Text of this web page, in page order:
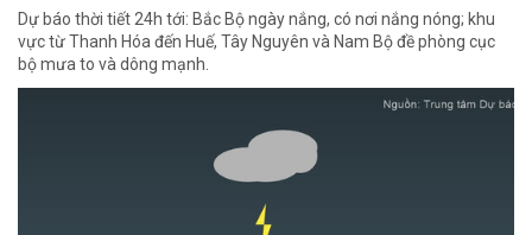
Dự báo thời tiết 24h tới: Bắc Bộ ngày nắng, có nơi nắng nóng; khu
vực từ Thanh Hóa đến Huế, Tây Nguyên và Nam Bộ đề phòng cục
bộ mưa to và dông mạnh.